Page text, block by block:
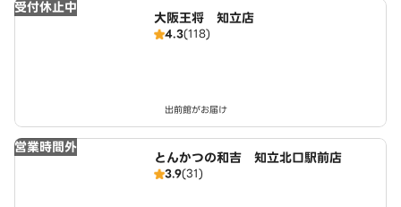
受付休止中
大阪王将 知立店
4.3(118)
出前館がお届け
営業時間外
とんかつの和吉 知立北口駅前店
3.9(31)